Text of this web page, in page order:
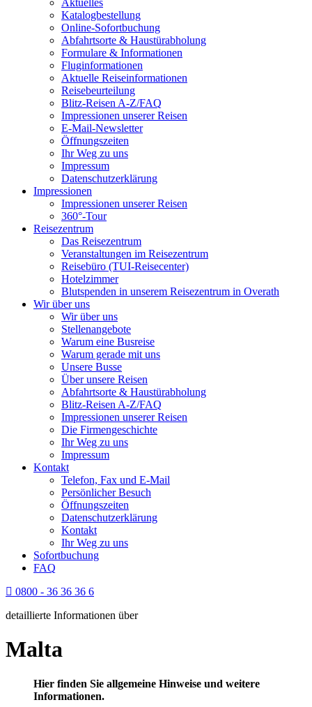
Aktuelles
Katalogbestellung
Online-Sofortbuchung
Abfahrtsorte & Haustürabholung
Formulare & Informationen
Fluginformationen
Aktuelle Reiseinformationen
Reisebeurteilung
Blitz-Reisen A-Z/FAQ
Impressionen unserer Reisen
E-Mail-Newsletter
Öffnungszeiten
Ihr Weg zu uns
Impressum
Datenschutzerklärung
Impressionen
Impressionen unserer Reisen
360°-Tour
Reisezentrum
Das Reisezentrum
Veranstaltungen im Reisezentrum
Reisebüro (TUI-Reisecenter)
Hotelzimmer
Blutspenden in unserem Reisezentrum in Overath
Wir über uns
Wir über uns
Stellenangebote
Warum eine Busreise
Warum gerade mit uns
Unsere Busse
Über unsere Reisen
Abfahrtsorte & Haustürabholung
Blitz-Reisen A-Z/FAQ
Impressionen unserer Reisen
Die Firmengeschichte
Ihr Weg zu uns
Impressum
Kontakt
Telefon, Fax und E-Mail
Persönlicher Besuch
Öffnungszeiten
Datenschutzerklärung
Kontakt
Ihr Weg zu uns
Sofortbuchung
FAQ
0800 - 36 36 36 6
detaillierte Informationen über
Malta
Hier finden Sie allgemeine Hinweise und weitere
Informationen.